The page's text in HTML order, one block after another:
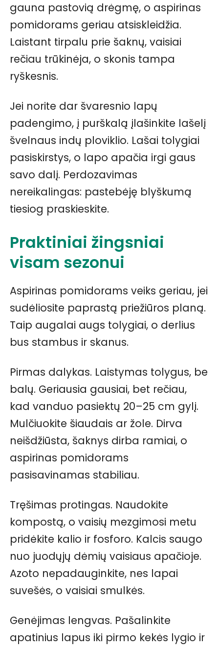
gauna pastovią drėgmę, o aspirinas
pomidorams geriau atsiskleidžia.
Laistant tirpalu prie šaknų, vaisiai
rečiau trūkinėja, o skonis tampa
ryškesnis.
Jei norite dar švaresnio lapų
padengimo, į purškalą įlašinkite lašelį
švelnaus indų ploviklio. Lašai tolygiai
pasiskirstys, o lapo apačia irgi gaus
savo dalį. Perdozavimas
nereikalingas: pastebėję blyškumą
tiesiog praskieskite.
Praktiniai žingsniai
visam sezonui
Aspirinas pomidorams veiks geriau, jei
sudėliosite paprastą priežiūros planą.
Taip augalai augs tolygiai, o derlius
bus stambus ir skanus.
Pirmas dalykas. Laistymas tolygus, be
balų. Geriausia gausiai, bet rečiau,
kad vanduo pasiektų 20–25 cm gylį.
Mulčiuokite šiaudais ar žole. Dirva
neišdžiūsta, šaknys dirba ramiai, o
aspirinas pomidorams
pasisavinamas stabiliau.
Tręšimas protingas. Naudokite
kompostą, o vaisių mezgimosi metu
pridėkite kalio ir fosforo. Kalcis saugo
nuo juodųjų dėmių vaisiaus apačioje.
Azoto nepadauginkite, nes lapai
suvešės, o vaisiai smulkės.
Genėjimas lengvas. Pašalinkite
apatinius lapus iki pirmo kekės lygio ir